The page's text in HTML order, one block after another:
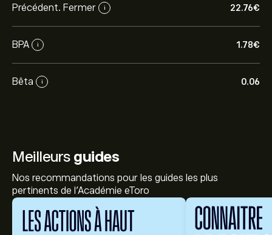
Précédent. Fermer i 22.76‎€‎
BPA i 1.78‎€‎
Bêta i 0.06
Meilleurs guides
Nos recommandations pour les guides les plus
pertinents de l'Académie eToro